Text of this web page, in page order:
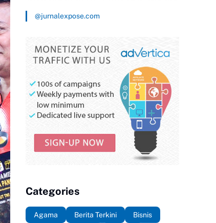
@jurnalexpose.com
Categories
Agama Berita Terkini
Bisnis